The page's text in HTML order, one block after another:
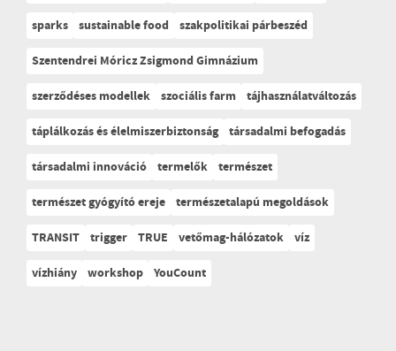
sparks sustainable food
szakpolitikai párbeszéd
Szentendrei Móricz Zsigmond Gimnázium
szerződéses modellek szociális farm tájhasználatváltozás
táplálkozás és élelmiszerbiztonság társadalmi befogadás
társadalmi innováció termelők természet
természet gyógyító ereje természetalapú megoldások
TRANSIT trigger TRUE vetőmag-hálózatok víz
vízhiány workshop YouCount